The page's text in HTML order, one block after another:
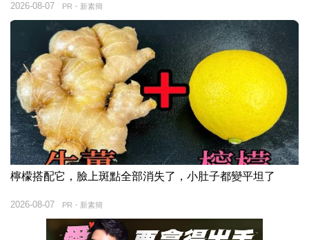
PR・新素簡
2026-08-07
檸檬搭配它，臉上斑點全部消失了，小肚子都變平坦了
PR・新素簡
2026-08-07